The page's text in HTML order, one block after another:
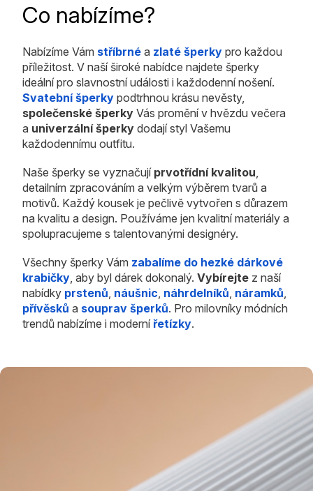
Co nabízíme?
Nabízíme Vám stříbrné a zlaté šperky pro každou
příležitost. V naší široké nabídce najdete šperky
ideální pro slavnostní události i každodenní nošení.
Svatební šperky podtrhnou krásu nevěsty,
společenské šperky Vás promění v hvězdu večera
a univerzální šperky dodají styl Vašemu
každodennímu outfitu.
Naše šperky se vyznačují prvotřídní kvalitou
detailním zpracováním a velkým výběrem tvarů a
motivů. Každý kousek je pečlivě vytvořen s důrazem
na kvalitu a design. Používáme jen kvalitní materiály a
spolupracujeme s talentovanými designéry.
Všechny šperky Vám zabalíme do hezké dárkové
krabičky , aby byl dárek dokonalý. Vybírejte z naší
nabídky prstenů náušnic náhrdelníků náramků
přívěsků a souprav šperků. Pro milovníky módních
trendů nabízíme i modernířetízky.